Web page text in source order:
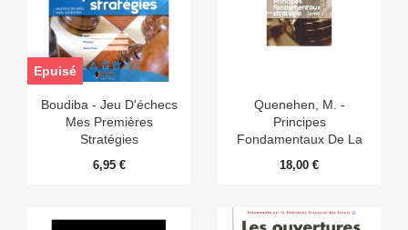
Boudiba - Jeu D'échecs
Mes Premières
Stratégies
6,95 €
Epuisé
Quenehen, M. -
Principes
Fondamentaux De La
Stratégie Tome 2
18,00 €